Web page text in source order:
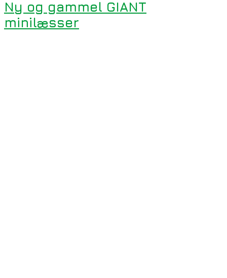
Ny og gammel GIANT
minilæsser